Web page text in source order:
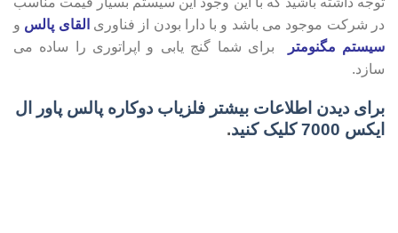
در شرکت موجود می باشد و با دارا بودن از فناوری القای پالس و
سیستم مگنومتر برای شما گنج یابی و اپراتوری را ساده می
سازد.
برای دیدن اطلاعات بیشتر فلزیاب دوکاره پالس پاور ال
ایکس 7000 کلیک کنید
.